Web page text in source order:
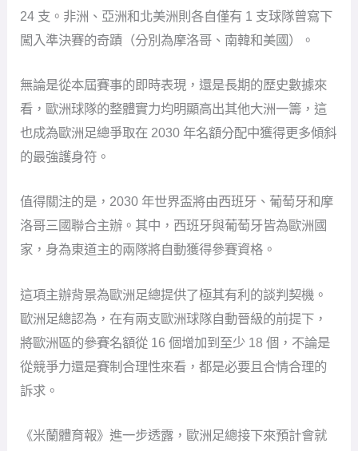
24 支。非洲、亞洲和北美洲則各自僅有 1 支球隊曾寫下
闖入準決賽的奇蹟（分別為摩洛哥、南韓和美國）。
無論是從本屆賽事的即時表現，還是長期的歷史數據來
看，歐洲球隊的整體實力均明顯高出其他大洲一籌，這
也成為歐洲足總爭取在 2030 年名額分配中獲得更多傾斜
的最強護身符。
值得關注的是，2030 年世界盃將由西班牙、葡萄牙和摩
洛哥三國聯合主辦。其中，西班牙與葡萄牙皆為歐洲國
家，身為東道主的兩隊將自動獲得參賽資格。
這項主辦背景為歐洲足總提供了極其有利的談判契機。
歐洲足總認為，在有兩支歐洲球隊自動晉級的前提下，
將歐洲區的參賽名額從 16 個增加到至少 18 個，不論是
從競爭力還是賽制合理性來看，都是必要且合情合理的
訴求。
《米蘭體育報》進一步透露，歐洲足總接下來預計會就